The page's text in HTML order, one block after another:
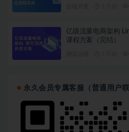
亿级流量电商架构
课程方案（完结）
永久会员专属客服（普通用户